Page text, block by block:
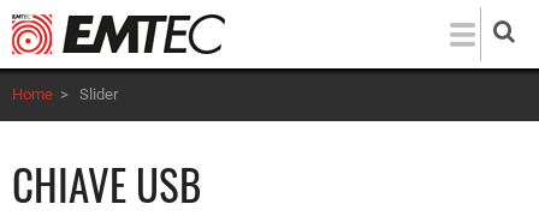
Salta
al
contenuto
principale
Home > Slider
CHIAVE USB